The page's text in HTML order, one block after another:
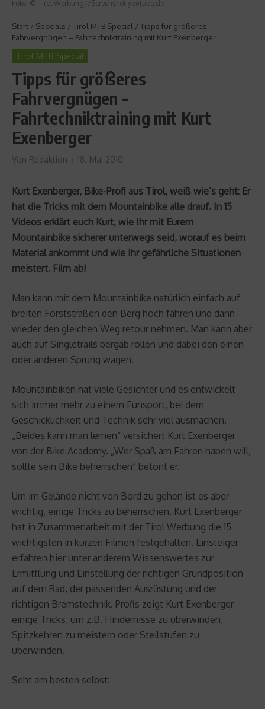
Foto: © Tirol Werbung//Screenshot youtube.de
Start / Specials / Tirol MTB Special / Tipps für größeres
Fahrvergnügen – Fahrtechniktraining mit Kurt Exenberger
Tirol MTB Special
Tipps für größeres
Fahrvergnügen –
Fahrtechniktraining mit Kurt
Exenberger
Von Redaktion 18. Mai 2010
Kurt Exenberger, Bike-Profi aus Tirol, weiß wie’s geht: Er
hat die Tricks mit dem Mountainbike alle drauf. In 15
Videos erklärt euch Kurt, wie Ihr mit Eurem
Mountainbike sicherer unterwegs seid, worauf es beim
Material ankommt und wie Ihr gefährliche Situationen
meistert. Film ab!
Man kann mit dem Mountainbike natürlich einfach auf
breiten Forststraßen den Berg hoch fahren und dann
wieder den gleichen Weg retour nehmen. Man kann aber
auch auf Singletrails bergab rollen und dabei den einen
oder anderen Sprung wagen.
Mountainbiken hat viele Gesichter und es entwickelt
sich immer mehr zu einem Funsport, bei dem
Geschicklichkeit und Technik sehr viel ausmachen.
„Beides kann man lernen“ versichert Kurt Exenberger
von der Bike Academy. „Wer Spaß am Fahren haben will,
sollte sein Bike beherrschen“ betont er.
Um im Gelände nicht von Bord zu gehen ist es aber
wichtig, einige Tricks zu beherrschen. Kurt Exenberger
hat in Zusammenarbeit mit der Tirol Werbung die 15
wichtigsten in kurzen Filmen festgehalten. Einsteiger
erfahren hier unter anderem Wissenswertes zur
Ermittlung und Einstellung der richtigen Grundposition
auf dem Rad, der passenden Ausrüstung und der
richtigen Bremstechnik. Profis zeigt Kurt Exenberger
einige Tricks, um z.B. Hindernisse zu überwinden,
Spitzkehren zu meistern oder Steilstufen zu
überwinden.
Seht am besten selbst: